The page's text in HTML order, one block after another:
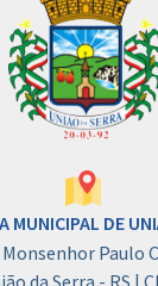
MUNICIPAL DE
Monsenhor Paulo
da Serra - RS |